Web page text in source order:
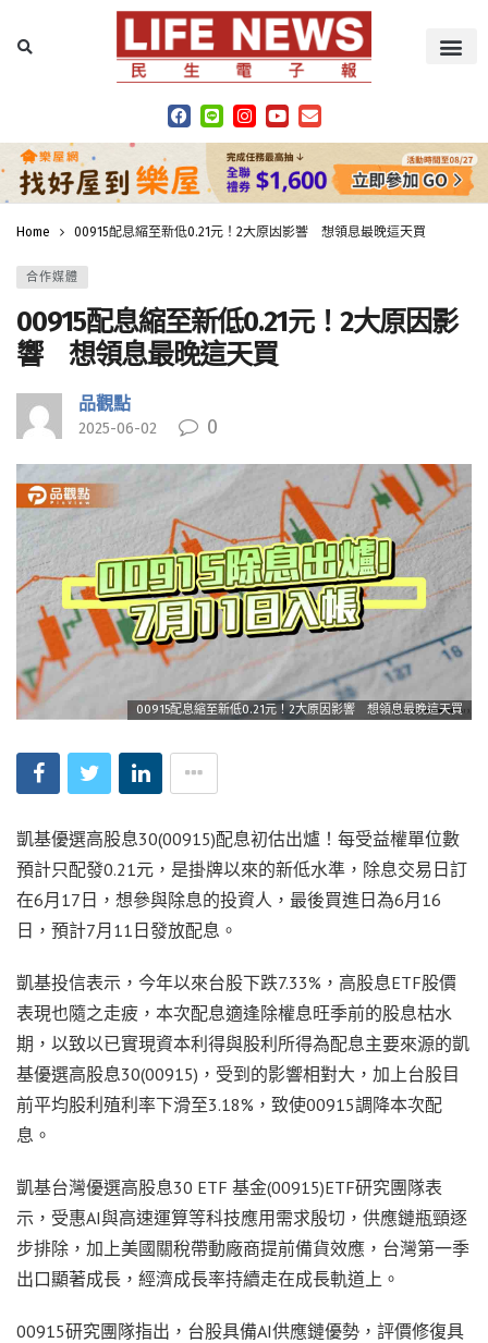
Home 00915配息縮至新低0.21元！2大原因影響 想領息最晚這天買
合作媒體
00915配息縮至新低0.21元！2大原因影
響 想領息最晚這天買
品觀點
2025-06-02 0
00915配息縮至新低0.21元！2大原因影響 想領息最晚這天買
凱基優選高股息30(00915)配息初估出爐！每受益權單位數
預計只配發0.21元，是掛牌以來的新低水準，除息交易日訂
在6月17日，想參與除息的投資人，最後買進日為6月16
日，預計7月11日發放配息。
凱基投信表示，今年以來台股下跌7.33%，高股息ETF股價
表現也隨之走疲，本次配息適逢除權息旺季前的股息枯水
期，以致以已實現資本利得與股利所得為配息主要來源的凱
基優選高股息30(00915)，受到的影響相對大，加上台股目
前平均股利殖利率下滑至3.18%，致使00915調降本次配
息。
凱基台灣優選高股息30 ETF 基金(00915)ETF研究團隊表
示，受惠AI與高速運算等科技應用需求殷切，供應鏈瓶頸逐
步排除，加上美國關稅帶動廠商提前備貨效應，台灣第一季
出口顯著成長，經濟成長率持續走在成長軌道上。
00915研究團隊指出，台股具備AI供應鏈優勢，評價修復具